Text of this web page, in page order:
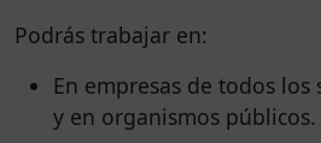
Podrás trabajar en:
En empresas de todos los
y en organismos públicos.